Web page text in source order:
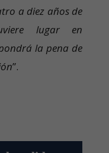
a diez años de
lugar en
la pena de
”.